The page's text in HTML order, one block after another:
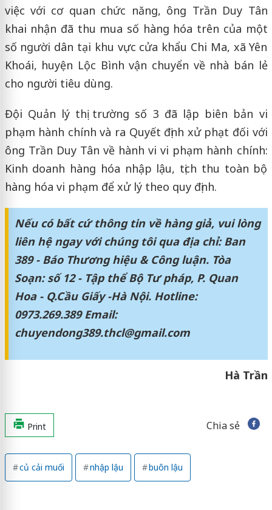
việc với cơ quan chức năng, ông Trần Duy Tân
khai nhận đã thu mua số hàng hóa trên của một
số người dân tại khu vực cửa khẩu Chi Ma, xã Yên
Khoái, huyện Lộc Bình vận chuyển về nhà bán lẻ
cho người tiêu dùng.
Đội Quản lý thị trường số 3 đã lập biên bản vi
phạm hành chính và ra Quyết định xử phạt đối với
ông Trần Duy Tân về hành vi vi phạm hành chính:
Kinh doanh hàng hóa nhập lậu, tịch thu toàn bộ
hàng hóa vi phạm để xử lý theo quy định.
Nếu có bất cứ thông tin về hàng giả, vui lòng
liên hệ ngay với chúng tôi qua địa chỉ: Ban
389 - Báo Thương hiệu & Công luận. Tòa
Soạn: số 12 - Tập thể Bộ Tư pháp, P. Quan
Hoa - Q.Cầu Giấy -Hà Nội. Hotline:
0973.269.389 Email:
chuyendong389.thcl@gmail.com
Hà Trần
Print Chia sẻ
củ cải muối nhập lậu buôn lậu